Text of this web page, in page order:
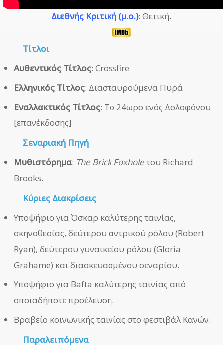
Διεθνής Κριτική (μ.ο.): Θετική.
Τίτλοι
Αυθεντικός Τίτλος: Crossfire
Ελληνικός Τίτλος: Διασταυρούμενα Πυρά
Εναλλακτικός Τίτλος: Το 24ωρο ενός Δολοφόνου
[επανέκδοσης]
Σεναριακή Πηγή
Μυθιστόρημα: The Brick Foxholeτου Richard
Brooks.
Κύριες Διακρίσεις
Υποψήφιο για Όσκαρ καλύτερης ταινίας,
σκηνοθεσίας, δεύτερου αντρικού ρόλου (Robert
Ryan), δεύτερου γυναικείου ρόλου (Gloria
Grahame) και διασκευασμένου σεναρίου.
Υποψήφιο για Bafta καλύτερης ταινίας από
οποιαδήποτε προέλευση.
Βραβείο κοινωνικής ταινίας στο φεστιβάλ Κανών.
Παραλειπόμενα